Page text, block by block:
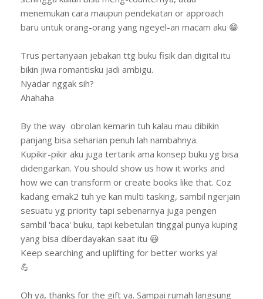
menemukan cara maupun pendekatan or approach
baru untuk orang-orang yang ngeyel-an macam aku 😁
Trus pertanyaan jebakan ttg buku fisik dan digital itu
bikin jiwa romantisku jadi ambigu.
Nyadar nggak sih?
Ahahaha
By the way obrolan kemarin tuh kalau mau dibikin
panjang bisa seharian penuh lah nambahnya.
Kupikir-pikir aku juga tertarik ama konsep buku yg bisa
didengarkan. You should show us how it works and
how we can transform or create books like that. Coz
kadang emak2 tuh ye kan multi tasking, sambil ngerjain
sesuatu yg priority tapi sebenarnya juga pengen
sambil 'baca' buku, tapi kebetulan tinggal punya kuping
yang bisa diberdayakan saat itu 😃
Keep searching and uplifting for better works ya!
💪
Oh ya, thanks for the gift ya. Sampai rumah langsung